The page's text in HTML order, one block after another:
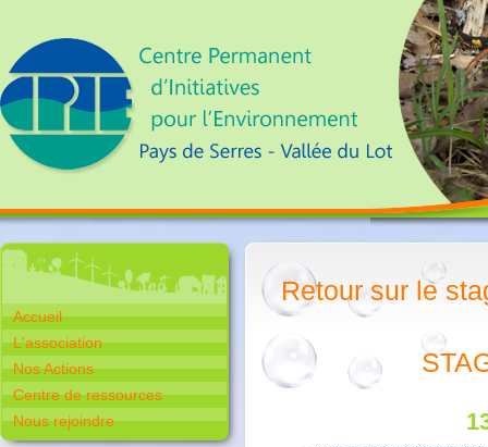
Accueil
L'association
Nos Actions
Centre de ressources
Nous rejoindre
Retour sur le